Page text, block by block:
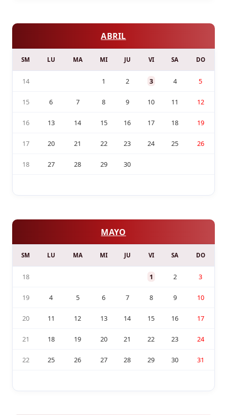
ABRIL
SM LU MA MI JU VI SA DO
14 1 2 3 4 5
15 6 7 8 9 10 11 12
16 13 14 15 16 17 18 19
17 20 21 22 23 24 25 26
18 27 28 29 30
MAYO
SM LU MA MI JU VI SA DO
18 1 2 3
19 4 5 6 7 8 9 10
20 11 12 13 14 15 16 17
21 18 19 20 21 22 23 24
22 25 26 27 28 29 30 31